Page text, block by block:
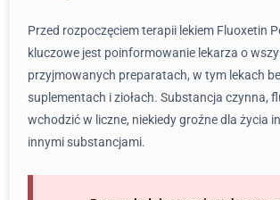
Przed rozpoczęciem terapii lekiem Fluoxetin
kluczowe jest poinformowanie lekarza o
przyjmowanych preparatach, w tym lekach
suplementach i ziołach. Substancja czynna,
wchodzić w liczne, niekiedy groźne dla życia
innymi substancjami.